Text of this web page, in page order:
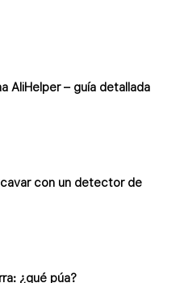
AliHelper – guía detallada
con un detector de
¿qué púa?